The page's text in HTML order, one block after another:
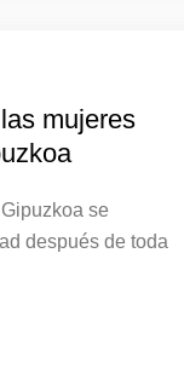
mujeres
se
después de toda